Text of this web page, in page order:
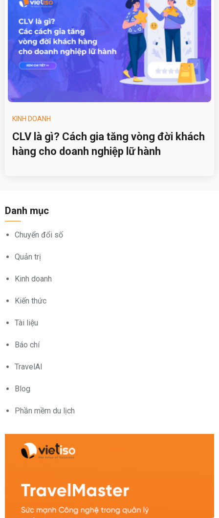
KINH DOANH
CLV là gì? Cách gia tăng vòng đời khách
hàng cho doanh nghiệp lữ hành
Danh mục
Chuyển đổi số
Quản trị
Kinh doanh
Kiến thức
Tài liệu
Báo chí
TravelAI
Blog
Phần mềm du lịch